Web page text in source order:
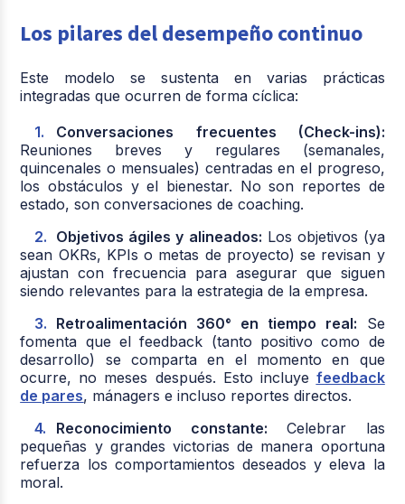
Los pilares del desempeño continuo
Este modelo se sustenta en varias prácticas
integradas que ocurren de forma cíclica:
Conversaciones frecuentes (Check-ins):
Reuniones breves y regulares (semanales,
quincenales o mensuales) centradas en el progreso,
los obstáculos y el bienestar. No son reportes de
estado, son conversaciones de coaching.
Objetivos ágiles y alineados: Los objetivos (ya
sean OKRs, KPIs o metas de proyecto) se revisan y
ajustan con frecuencia para asegurar que siguen
siendo relevantes para la estrategia de la empresa.
Retroalimentación 360° en tiempo real: Se
fomenta que el feedback (tanto positivo como de
desarrollo) se comparta en el momento en que
ocurre, no meses después. Esto incluye feedback
de pares, mánagers e incluso reportes directos.
Reconocimiento constante: Celebrar las
pequeñas y grandes victorias de manera oportuna
refuerza los comportamientos deseados y eleva la
moral.